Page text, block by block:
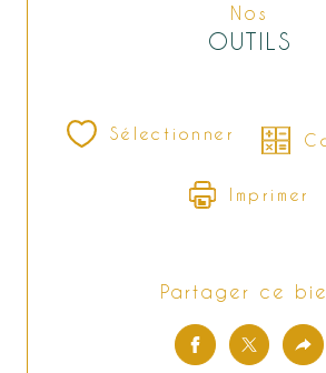
Nos
OUTILS
Sélectionner
Imprimer
Partager ce